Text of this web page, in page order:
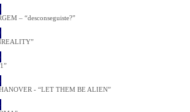
– “desconseguiste?”
- “LET THEM BE ALIEN”